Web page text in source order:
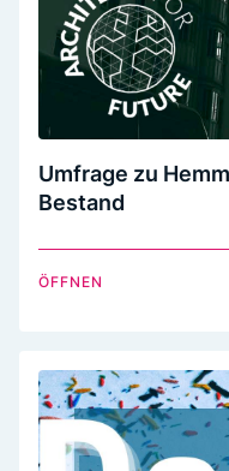
Umfrage zu
Bestand
ÖFFNEN